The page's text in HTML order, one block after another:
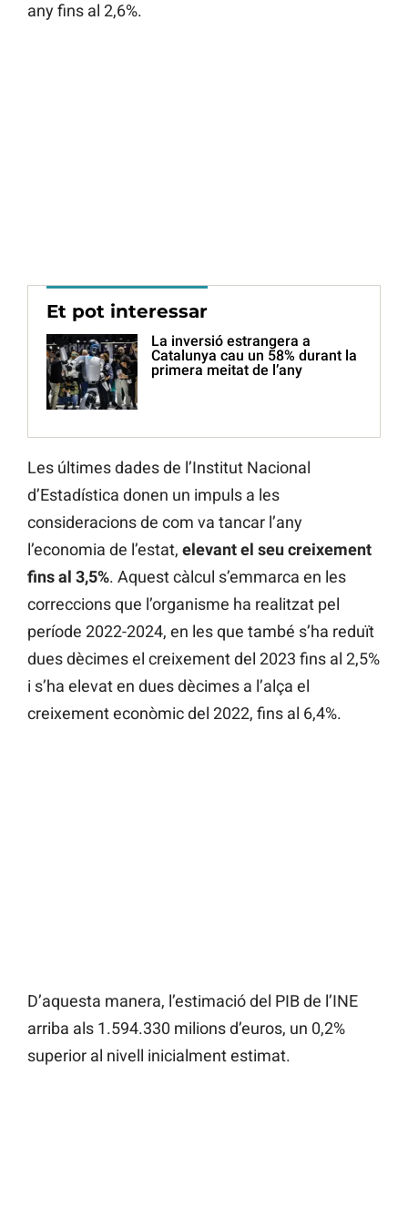
any fins al 2,6%.
Et pot interessar
La inversió estrangera a
Catalunya cau un 58% durant la
primera meitat de l’any
Les últimes dades de l’Institut Nacional
d’Estadística donen un impuls a les
consideracions de com va tancar l’any
l’economia de l’estat, elevant el seu creixement
fins al 3,5%. Aquest càlcul s’emmarca en les
correccions que l’organisme ha realitzat pel
període 2022-2024, en les que també s’ha reduït
dues dècimes el creixement del 2023 fins al 2,5%
i s’ha elevat en dues dècimes a l’alça el
creixement econòmic del 2022, fins al 6,4%.
D’aquesta manera, l’estimació del PIB de l’INE
arriba als 1.594.330 milions d’euros, un 0,2%
superior al nivell inicialment estimat.